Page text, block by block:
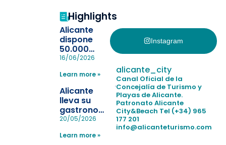
Highlights
Alicante
dispone
50.000
pulseras
la
pérdida de niños
en las
playas y
realiza con
éxito un
simulacro de socorrismo
16/06/2026
Learn more »
Alicante
lleva su
gastronomía
a Madrid
reforzar el
20/05/2026
Learn more »
Instagram
alicante_city
Canal Oficial de la
Concejalía de Turismo y
Playas de Alicante.
Patronato Alicante
City&Beach Tel (+34) 965
177 201
info@alicanteturismo.com